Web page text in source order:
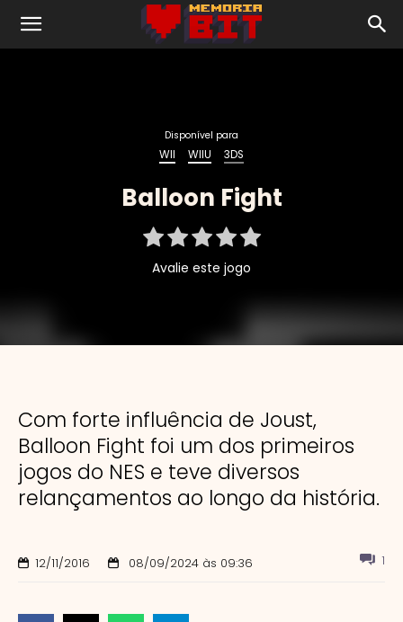
Disponível para
Balloon Fight
Avalie este jogo
Com forte influência de Joust,
Balloon Fight foi um dos primeiros
jogos do NES e teve diversos
relançamentos ao longo da história.
12/11/2016 08/09/2024 às 09:36 1